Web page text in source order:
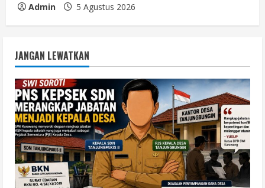
Admin 5 Agustus 2026
JANGAN LEWATKAN